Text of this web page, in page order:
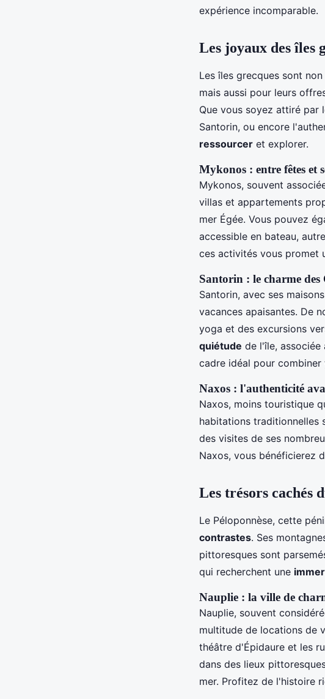
expérience incomparable.
Les joyaux des îles
Les îles grecques sont
mais aussi pour leurs
Que vous soyez attiré par
Santorin, ou encore
ressourcer et explorer.
Mykonos : entre fêtes et
Mykonos, souvent
villas et appartements
mer Égée. Vous pouvez
accessible en bateau,
ces activités vous promet
Santorin : le charme des
Santorin, avec ses
vacances apaisantes. De
yoga et des excursions
quiétude de l'île,
cadre idéal pour combiner
Naxos : l'authenticité
Naxos, moins touristique
habitations traditionnelles
des visites de ses
Naxos, vous bénéficierez
Les trésors cachés
Le Péloponnèse, cette
contrastes. Ses
pittoresques sont
qui recherchent une
Nauplie : la ville de
Nauplie, souvent
multitude de locations de
théâtre d'Épidaure et les
dans des lieux
mer. Profitez de l'histoire